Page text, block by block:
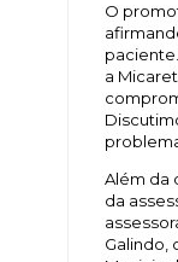
O
a
Além da
da
Galindo,